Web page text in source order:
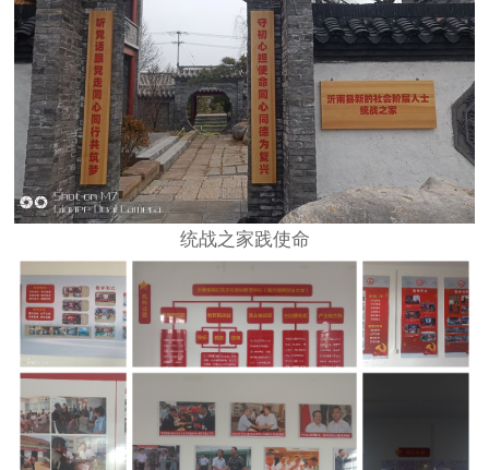
统战之家践使命